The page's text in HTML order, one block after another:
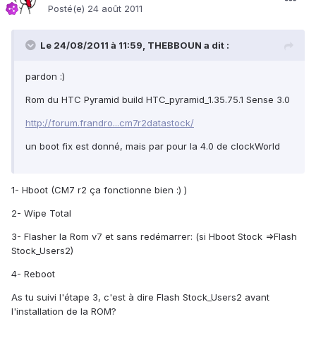
Posté(e) 24 août 2011
Le 24/08/2011 à 11:59, THEBBOUN a dit :
pardon :)
Rom du HTC Pyramid build HTC_pyramid_1.35.75.1 Sense 3.0
http://forum.frandro...cm7r2datastock/
un boot fix est donné, mais par pour la 4.0 de clockWorld
1- Hboot (CM7 r2 ça fonctionne bien :) )
2- Wipe Total
3- Flasher la Rom v7 et sans redémarrer: (si Hboot Stock =>Flash
Stock_Users2)
4- Reboot
As tu suivi l'étape 3, c'est à dire Flash Stock_Users2 avant
l'installation de la ROM?